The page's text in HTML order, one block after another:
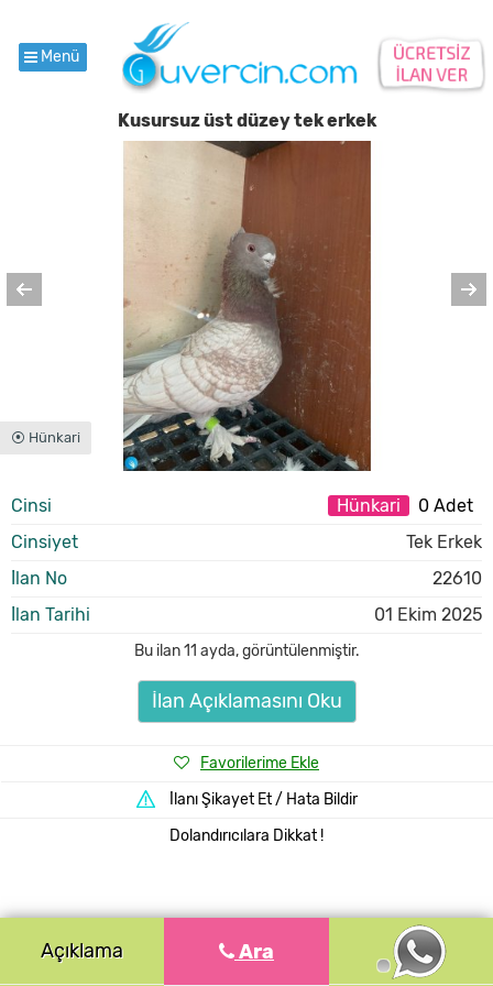
Menü
Kusursuz üst düzey tek erkek
⦿ Hünkari
Cinsi Hünkari
0 Adet
Cinsiyet
Tek Erkek
İlan No
22610
İlan Tarihi
01 Ekim 2025
Bu ilan11 ayda,görüntülenmiştir.
İlan Açıklamasını Oku
Favorilerime Ekle
İlanı Şikayet Et / Hata Bildir
Dolandırıcılara Dikkat !
Açıklama Ara